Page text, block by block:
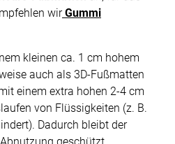
wir Gummi
kleinen ca. 1 cm hohem
auch als 3D-Fußmatten
einem extra hohen 2-4 cm
von Flüssigkeiten (z. B.
Dadurch bleibt der